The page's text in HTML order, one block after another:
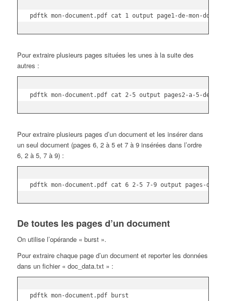
pdftk mon-document.pdf cat 1 output page1-de-mon-
Pour extraire plusieurs pages situées les unes à la suite des
autres :
pdftk mon-document.pdf cat 2-5 output pages2-a-5-de-
Pour extraire plusieurs pages d’un document et les insérer dans
un seul document (pages 6, 2 à 5 et 7 à 9 insérées dans l’ordre
6, 2 à 5, 7 à 9) :
pdftk mon-document.pdf cat 6 2-5 7-9 output pages-de-
De toutes les pages d’un document
On utilise l’opérande « burst ».
Pour extraire chaque page d’un document et reporter les données
dans un fichier « doc_data.txt » :
pdftk mon-document.pdf burst